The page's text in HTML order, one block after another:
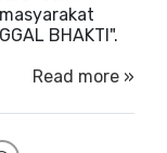
BHAKTI".
Read more »